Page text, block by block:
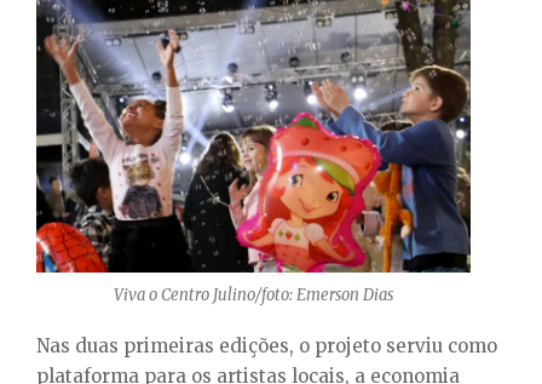
Viva o Centro Julino/foto: Emerson Dias
Nas duas primeiras edições, o projeto serviu como
plataforma para os artistas locais, a economia